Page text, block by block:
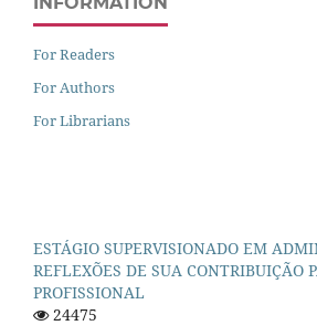
For Readers
For Authors
For Librarians
ESTÁGIO SUPERVISIONADO EM
REFLEXÕES DE SUA CONTRIBUIÇÃO
PROFISSIONAL
24475